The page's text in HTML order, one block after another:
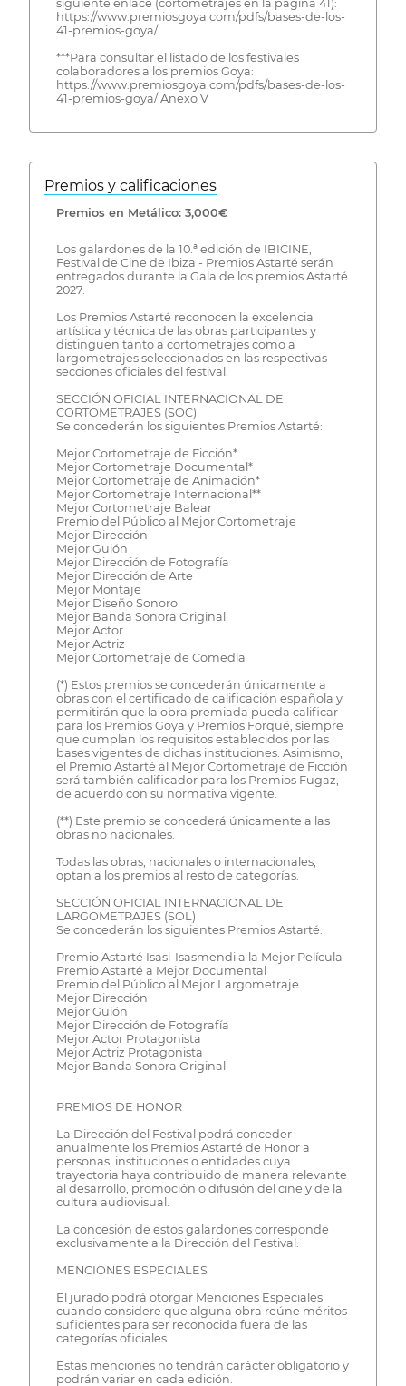
siguiente enlace (cortometrajes en la página 41):
https://www.premiosgoya.com/pdfs/bases-de-los-
41-premios-goya/
***Para consultar el listado de los festivales
colaboradores a los premios Goya:
https://www.premiosgoya.com/pdfs/bases-de-los-
41-premios-goya/ Anexo V
Premios y calificaciones
Premios en Metálico: 3,000€
Los galardones de la 10.ª edición de IBICINE,
Festival de Cine de Ibiza - Premios Astarté serán
entregados durante la Gala de los premios Astarté
2027.
Los Premios Astarté reconocen la excelencia
artística y técnica de las obras participantes y
distinguen tanto a cortometrajes como a
largometrajes seleccionados en las respectivas
secciones oficiales del festival.
SECCIÓN OFICIAL INTERNACIONAL DE
CORTOMETRAJES (SOC)
Se concederán los siguientes Premios Astarté:
Mejor Cortometraje de Ficción*
Mejor Cortometraje Documental*
Mejor Cortometraje de Animación*
Mejor Cortometraje Internacional**
Mejor Cortometraje Balear
Premio del Público al Mejor Cortometraje
Mejor Dirección
Mejor Guión
Mejor Dirección de Fotografía
Mejor Dirección de Arte
Mejor Montaje
Mejor Diseño Sonoro
Mejor Banda Sonora Original
Mejor Actor
Mejor Actriz
Mejor Cortometraje de Comedia
(*) Estos premios se concederán únicamente a
obras con el certificado de calificación española y
permitirán que la obra premiada pueda calificar
para los Premios Goya y Premios Forqué, siempre
que cumplan los requisitos establecidos por las
bases vigentes de dichas instituciones. Asimismo,
el Premio Astarté al Mejor Cortometraje de Ficción
será también calificador para los Premios Fugaz,
de acuerdo con su normativa vigente.
(**) Este premio se concederá únicamente a las
obras no nacionales.
Todas las obras, nacionales o internacionales,
optan a los premios al resto de categorías.
SECCIÓN OFICIAL INTERNACIONAL DE
LARGOMETRAJES (SOL)
Se concederán los siguientes Premios Astarté:
Premio Astarté Isasi-Isasmendi a la Mejor Película
Premio Astarté a Mejor Documental
Premio del Público al Mejor Largometraje
Mejor Dirección
Mejor Guión
Mejor Dirección de Fotografía
Mejor Actor Protagonista
Mejor Actriz Protagonista
Mejor Banda Sonora Original
PREMIOS DE HONOR
La Dirección del Festival podrá conceder
anualmente los Premios Astarté de Honor a
personas, instituciones o entidades cuya
trayectoria haya contribuido de manera relevante
al desarrollo, promoción o difusión del cine y de la
cultura audiovisual.
La concesión de estos galardones corresponde
exclusivamente a la Dirección del Festival.
MENCIONES ESPECIALES
El jurado podrá otorgar Menciones Especiales
cuando considere que alguna obra reúne méritos
suficientes para ser reconocida fuera de las
categorías oficiales.
Estas menciones no tendrán carácter obligatorio y
podrán variar en cada edición.